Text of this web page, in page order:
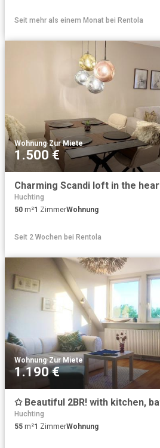
Seit mehr als einem Monat bei Rentola
Wohnung·Zur Miete
1.500 €
Huchting
50 m²1 ZimmerWohnung
Seit 2 Wochen bei Rentola
Wohnung·Zur Miete
1.190 €
Huchting
55 m²1 ZimmerWohnung